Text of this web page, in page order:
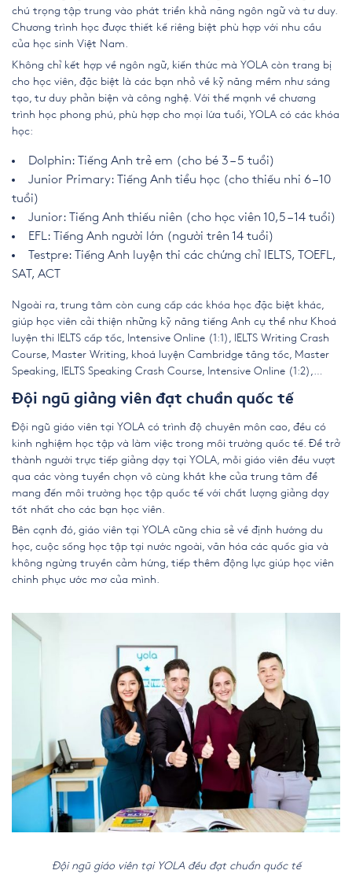
chú trọng tập trung vào phát triển khả năng ngôn ngữ và tư duy.
Chương trình học được thiết kế riêng biệt phù hợp với nhu cầu
của học sinh Việt Nam.
Không chỉ kết hợp về ngôn ngữ, kiến thức mà YOLA còn trang bị
cho học viên, đặc biệt là các bạn nhỏ về kỹ năng mềm như sáng
tạo, tư duy phản biện và công nghệ. Với thế mạnh về chương
trình học phong phú, phù hợp cho mọi lứa tuổi, YOLA có các khóa
học:
Dolphin : Tiếng Anh trẻ em (cho bé 3 – 5 tuổi)
Junior Primary: Tiếng Anh tiểu học (cho thiếu nhi 6 – 10
tuổi)
Junior: Tiếng Anh thiếu niên (cho học viên 10,5 – 14 tuổi)
EFL: Tiếng Anh người lớn (người trên 14 tuổi)
Testpre: Tiếng Anh luyện thi các chứng chỉ IELTS, TOEFL,
SAT, ACT
Ngoài ra, trung tâm còn cung cấp các khóa học đặc biệt khác,
giúp học viên cải thiện những kỹ năng tiếng Anh cụ thể như Khoá
luyện thi IELTS cấp tốc, Intensive Online (1:1), IELTS Writing Crash
Course, Master Writing, khoá luyện Cambridge tăng tốc, Master
Speaking, IELTS Speaking Crash Course, Intensive Online (1:2),…
Đội ngũ giảng viên đạt chuẩn quốc tế
Đội ngũ giáo viên tại YOLA có trình độ chuyên môn cao, đều có
kinh nghiệm học tập và làm việc trong môi trường quốc tế. Để trở
thành người trực tiếp giảng dạy tại YOLA, mỗi giáo viên đều vượt
qua các vòng tuyển chọn vô cùng khắt khe của trung tâm để
mang đến môi trường học tập quốc tế với chất lượng giảng dạy
tốt nhất cho các bạn học viên.
Bên cạnh đó, giáo viên tại YOLA cũng chia sẻ về định hướng du
học, cuộc sống học tập tại nước ngoài, văn hóa các quốc gia và
không ngừng truyền cảm hứng, tiếp thêm động lực giúp học viên
chinh phục ước mơ của mình.
Đội ngũ giáo viên tại YOLA đều đạt chuẩn quốc tế